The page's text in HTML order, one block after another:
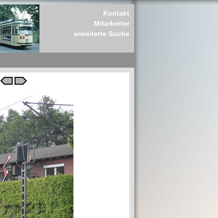
Kontakt
Mitarbeiter
erweiterte Suche